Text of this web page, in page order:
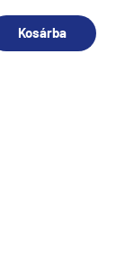
Kosárba